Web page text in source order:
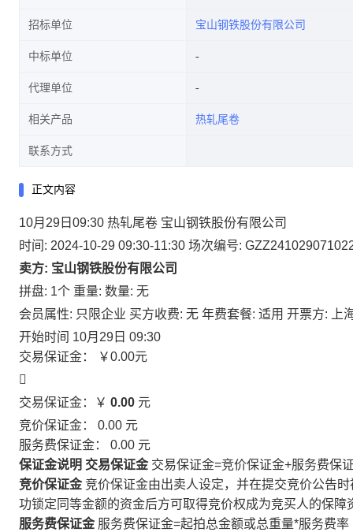
招标单位 宝山钢铁股份有限公司
中标单位
代理单位
相关产品 热轧尾卷
联系方式
正文内容
10月29日09:30 热轧尾卷 宝山钢铁股份有限公司
时间: 2024-10-29 09:30-11:30 场次编号:
卖方: 宝山钢铁股份有限公司
拼盘: 1个 重量: 数量: 无
会员属性: 只限企业 买方收费: 无 年费套餐: 适用 开票方: 上
开始时间 10月29日 09:30
交易保证金：
￥0.00元

交易保证金：￥ 0.00 元
竞价保证金： 0.00 元
服务费保证金： 0.00 元
保证金说明 交易保证金 交易保证金=竞价保证金+服务费保
竞价保证金 竞价保证金由出卖人设定，并在提交竞价公告
功锁定同等金额的资金后方可取得竞价权成为竞买人的保障
服务费保证金 服务费保证金=起拍总金额或总重量*服务费率